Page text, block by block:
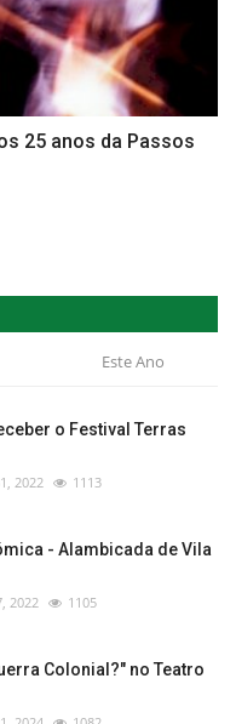
25 anos da Passos
Este Ano
o Festival Terras
2022 1113
- Alambicada de Vila
2022 1105
Colonial?" no Teatro